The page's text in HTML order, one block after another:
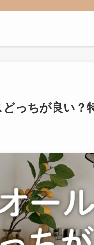
っちが良い？